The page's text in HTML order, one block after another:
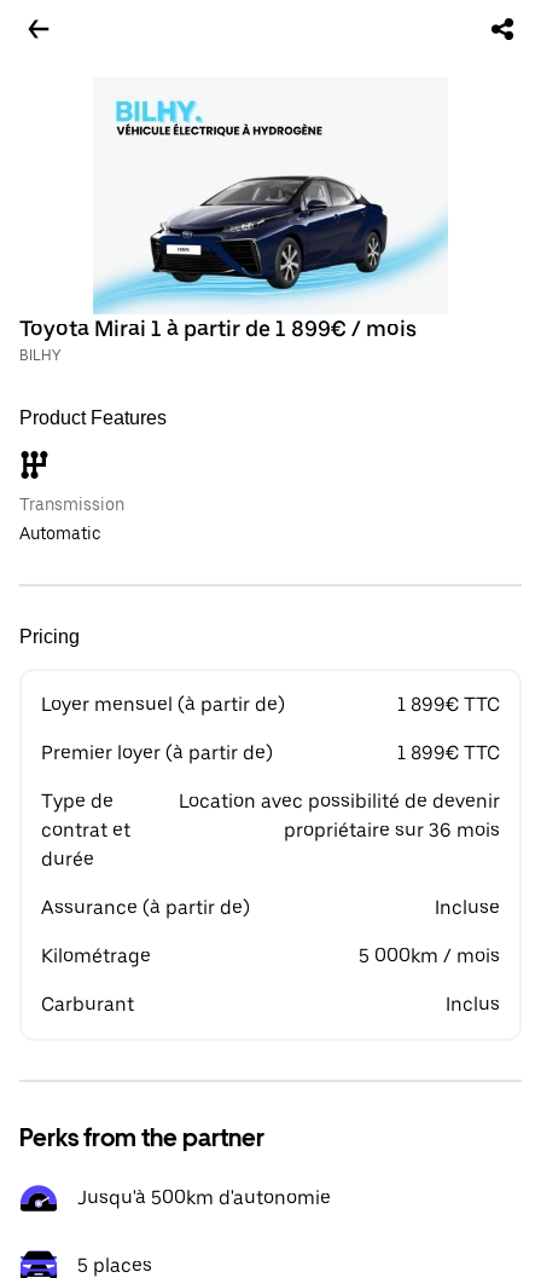
Toyota Mirai 1 à partir de 1 899€ / mois
BILHY
Product Features
Transmission
Automatic
Pricing
Loyer mensuel (à partir de) 1 899€ TTC
Premier loyer (à partir de) 1 899€ TTC
Type de
contrat et
durée
Location avec possibilité de devenir
propriétaire sur 36 mois
Assurance (à partir de) Incluse
Kilométrage 5 000km / mois
Carburant Inclus
Perks from the partner
Jusqu'à 500km d'autonomie
5 places